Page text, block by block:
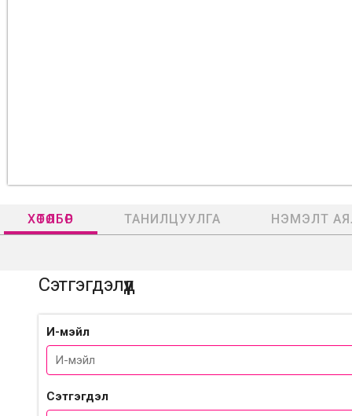
ХӨТӨЛБӨР ТАНИЛЦУУЛГА НЭМЭЛТ
Сэтгэгдэлүүд
И-мэйл
Сэтгэгдэл